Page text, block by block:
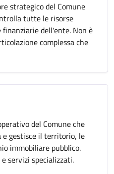
strategico del Comune
tutte le risorse
dell'ente. Non è
complessa che
del Comune che
e gestisce il territorio, le
immobiliare pubblico.
servizi specializzati.